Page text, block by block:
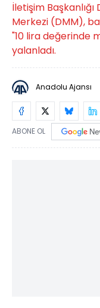
İletişim
Merkezi (DMM),
"10 lira değerinde
yalanladı.
Anadolu Ajansı
ABONE OL